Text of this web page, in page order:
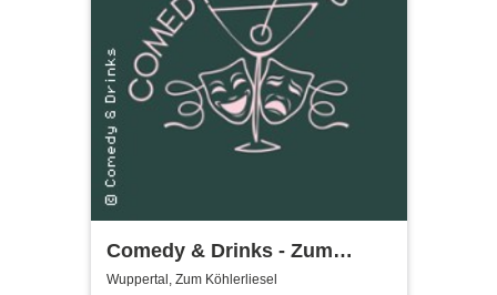
Comedy & Drinks - Zum
Köhlerliesel
Wuppertal, Zum Köhlerliesel